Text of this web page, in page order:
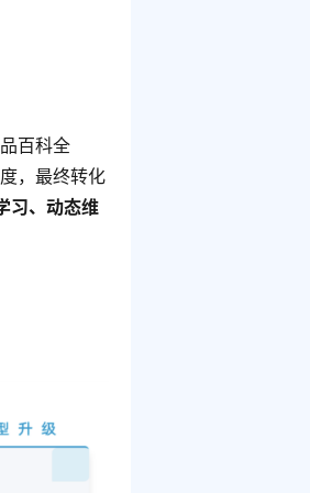
百科全
，最终转化
习、动态维